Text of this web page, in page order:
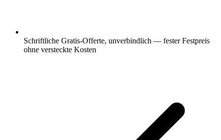
Schriftliche Gratis-Offerte, unverbindlich — fester Festpreis
ohne versteckte Kosten